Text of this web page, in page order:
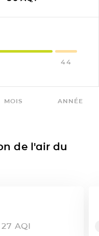
44
MOIS ANNÉE
de l'air du
27 AQI